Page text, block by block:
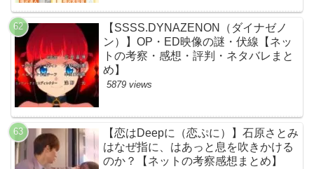
【SSSS.DYNAZENON（ダイナゼノ
ン）】OP・ED映像の謎・伏線【ネッ
トの考察・感想・評判・ネタバレまと
め】
5879 views
【恋はDeepに（恋ぷに）】石原さとみ
はなぜ指に、はあっと息を吹きかける
のか？【ネットの考察感想まとめ】